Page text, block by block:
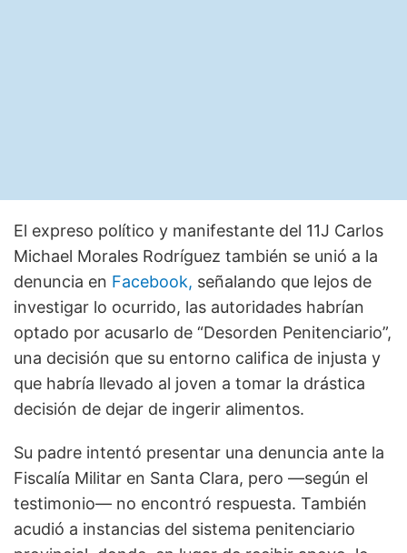
El expreso político y manifestante del 11J Carlos
Michael Morales Rodríguez también se unió a la
denuncia en Facebook, señalando que lejos de
investigar lo ocurrido, las autoridades habrían
optado por acusarlo de “Desorden Penitenciario”,
una decisión que su entorno califica de injusta y
que habría llevado al joven a tomar la drástica
decisión de dejar de ingerir alimentos.
Su padre intentó presentar una denuncia ante la
Fiscalía Militar en Santa Clara, pero —según el
testimonio— no encontró respuesta. También
acudió a instancias del sistema penitenciario